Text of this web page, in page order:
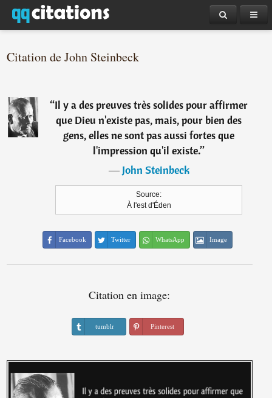
Citation de John Steinbeck
“Il y a des preuves très solides pour affirmer
que Dieu n'existe pas, mais, pour bien des
gens, elles ne sont pas aussi fortes que
l'impression qu'il existe.”
―John Steinbeck
Source:
À l'est d'Éden
Facebook Twitter WhatsApp Image
Citation en image:
tumblr Pinterest